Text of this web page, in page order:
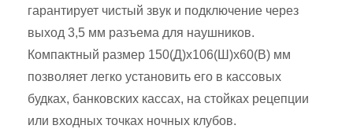
гарантирует чистый звук и подключение через
выход 3,5 мм разъема для наушников.
Компактный размер 150(Д)x106(Ш)x60(В) мм
позволяет легко установить его в кассовых
будках, банковских кассах, на стойках рецепции
или входных точках ночных клубов.